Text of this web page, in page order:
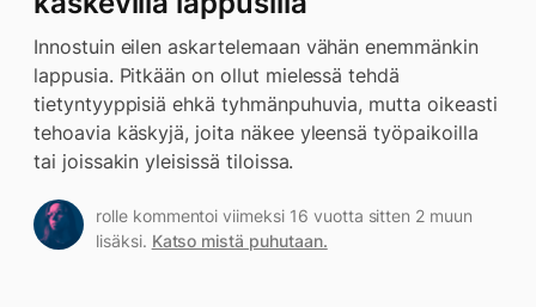
Innostuin eilen askartelemaan vähän enemmänkin
lappusia. Pitkään on ollut mielessä tehdä
tietyntyyppisiä ehkä tyhmänpuhuvia, mutta oikeasti
tehoavia käskyjä, joita näkee yleensä työpaikoilla
tai joissakin yleisissä tiloissa.
rolle kommentoi viimeksi 16 vuotta sitten 2 muun
lisäksi. Katso mistä puhutaan.